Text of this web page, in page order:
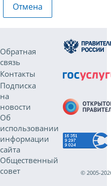
Отмена
Обратная
связь
Контакты
Подписка
на
новости
Об
использовании
информации
сайта
Общественный
совет
© 2005-